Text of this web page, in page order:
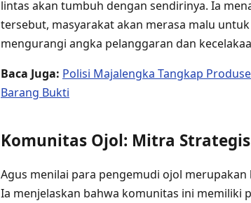
lintas akan tumbuh dengan sendirinya. Ia
tersebut, masyarakat akan merasa malu
mengurangi angka pelanggaran dan
Baca Juga: Polisi Majalengka Tangkap
Barang Bukti
Komunitas Ojol: Mitra
Agus menilai para pengemudi ojol
Ia menjelaskan bahwa komunitas ini